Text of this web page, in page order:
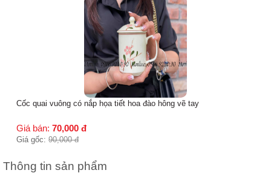
Cốc quai vuông có nắp họa tiết hoa đào hông vẽ tay
Giá bán: 70,000 đ
Giá gốc: 90,000 đ
Thông tin sản phẩm